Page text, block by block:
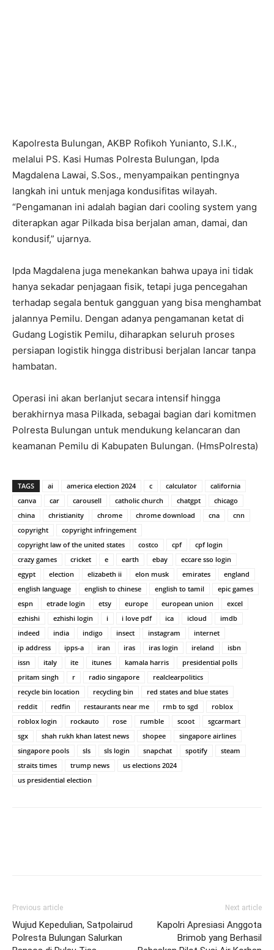
Kapolresta Bulungan, AKBP Rofikoh Yunianto, S.I.K.,
melalui PS. Kasi Humas Polresta Bulungan, Ipda
Magdalena Lawai, S.Sos., menyampaikan pentingnya
langkah ini untuk menjaga kondusifitas wilayah.
“Pengamanan ini adalah bagian dari cooling system yang
diterapkan agar Pilkada bisa berjalan aman, damai, dan
kondusif,” ujarnya.
Ipda Magdalena juga menekankan bahwa upaya ini tidak
hanya sekadar penjagaan fisik, tetapi juga pencegahan
terhadap segala bentuk gangguan yang bisa menghambat
jalannya Pemilu. Dengan adanya pengamanan ketat di
Gudang Logistik Pemilu, diharapkan seluruh proses
persiapan logistik hingga distribusi berjalan lancar tanpa
hambatan.
Operasi ini akan berlanjut secara intensif hingga
berakhirnya masa Pilkada, sebagai bagian dari komitmen
Polresta Bulungan untuk mendukung kelancaran dan
keamanan Pemilu di Kabupaten Bulungan. (HmsPolresta)
TAGS ai america election 2024 c calculator
california
canva
car carousell catholic church chatgpt
chicago
china
christianity chrome chrome download cna
cnn
copyright
copyright infringement
copyright law of the united states
costco cpf
cpf login
crazy games
cricket e earth ebay
eccare sso login
egypt
election elizabeth ii elon musk emirates
england
english language
english to chinese english to tamil
epic games
espn
etrade login etsy europe european union
excel
ezhishi
ezhishi login i i love pdf ica icloud
imdb
indeed
india indigo insect instagram
internet
ip address
ipps-a iran iras iras login ireland
isbn
issn
italy ite itunes kamala harris
presidential polls
pritam singh
r radio singapore
realclearpolitics
recycle bin location
recycling bin
red states and blue states
reddit
redfin restaurants near me rmb to sgd
roblox
roblox login
rockauto rose rumble scoot
sgcarmart
sgx
shah rukh khan latest news shopee
singapore airlines
singapore pools
sls sls login snapchat spotify
steam
straits times
trump news
us elections 2024
us presidential election
Previous article
Wujud Kepedulian, Satpolairud
Polresta Bulungan Salurkan
Next article
Kapolri Apresiasi Anggota
Brimob yang Berhasil